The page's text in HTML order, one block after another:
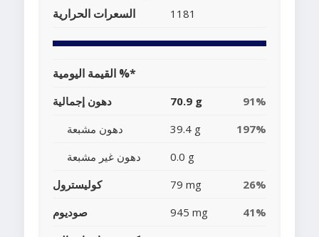
السعرات الحرارية 1181
القيمة اليومية %*
دهون إجمالية 70.9 g
91%
دهون مشبعة
39.4 g
197%
دهون غير مشبعة
0.0 g
كوليسترول
79 mg
26%
صوديوم
945 mg
41%